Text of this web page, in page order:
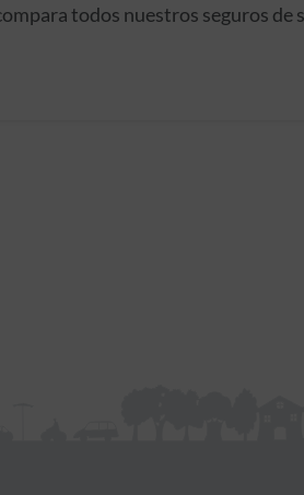
todos nuestros seguros de